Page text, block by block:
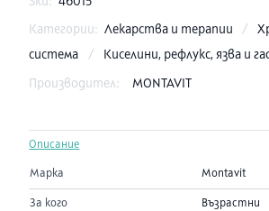
Категории: Лекарства и терапии /
система
/ Киселини, рефлукс, язва и
Производител: MONTAVIT
Описание
Марка Montavit
За кого Възрастни